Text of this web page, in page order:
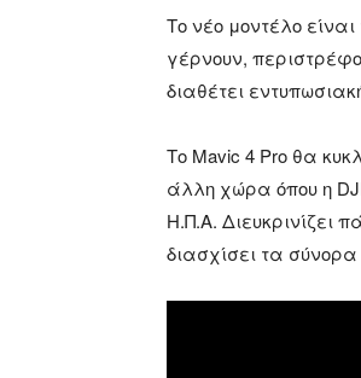
Το νέο μοντέλο
γέρνουν,
διαθέτει
Το Mavic 4 Pro θα
άλλη χώρα όπου η
Η.Π.Α. Διευκρινίζει
διασχίσει τα